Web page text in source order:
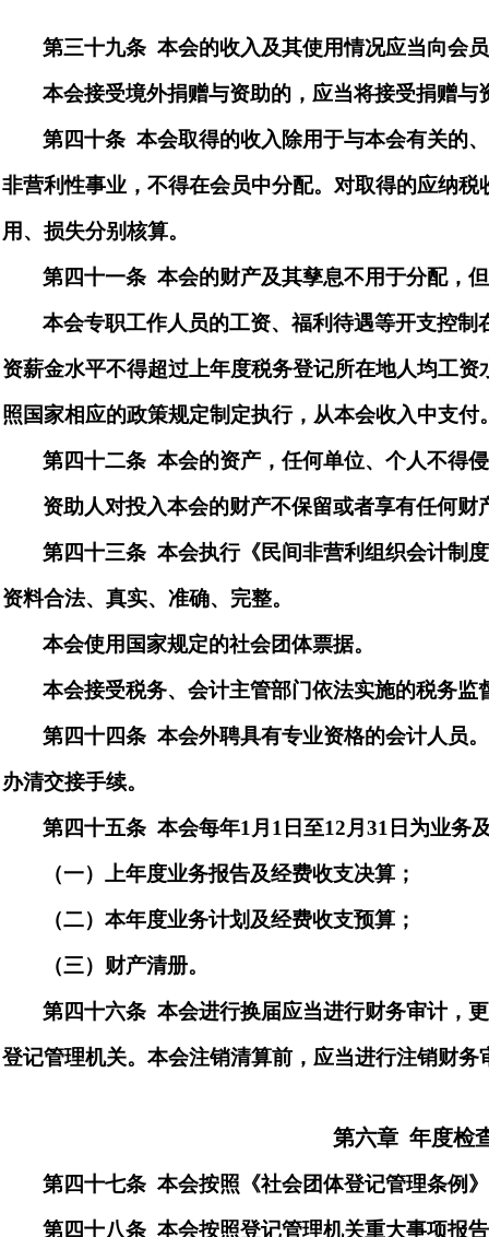
第三十九条 本会的收入及其使用情况应当向会
本会接受境外捐赠与资助的，应当将接受捐赠
第四十条 本会取得的收入除用于与本会有关的
非营利性事业，不得在会员中分配。 对取得的应纳税
用、损失分别核算。
第四十一条 本会的财产及其孳息不用于分配，
本会专职工作人员的工资、福利待遇等开支控
资薪金水平不得超过上年度税务登记所在地人均工
照国家相应的政策规定制定执行，从本会收入中支付
第四十二条 本会的资产，任何单位、个人不得
资助人对投入本会的财产不保留或者享有任何财
第四十三条 本会执行《民间非营利组织会计制
资料合法、真实、准确、完整。
本会使用国家规定的社会团体票据。
本会接受税务、会计主管部门依法实施的税务监
第四十四条 本会外聘具有专业资格的会计人员
办清交接手续。
第四十五条 本会每年1 月 1 日至12月31 日为业务
（一）上年度业务报告及经费收支决算；
（二）本年度业务计划及经费收支预算；
（三）财产清册。
第四十六条 本会进行换届应当进行财务审计，
登记管理机关。本会注销清算前，应当进行注销财务
第六章 年度检
第四十七条 本会按照《社会团体登记管理条例
第四十八条 本会按照登记管理机关重大事项报